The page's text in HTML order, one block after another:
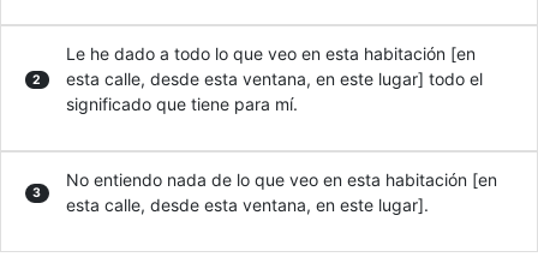
2
Le he dado a todo lo que veo en esta habitación [en
esta calle, desde esta ventana, en este lugar] todo el
significado que tiene para mí.
3
No entiendo nada de lo que veo en esta habitación [en
esta calle, desde esta ventana, en este lugar].